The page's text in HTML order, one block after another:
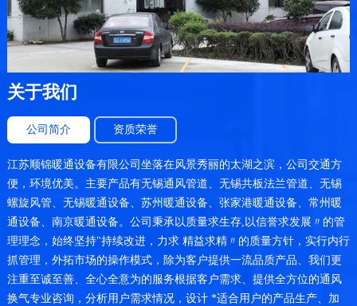
关于我们
公司简介 资质荣誉
江苏顺锦暖通设备有限公司坐落在风景秀丽的太湖之滨，公司交通方
便，环境优美。主要产品有无锡通风管道、无锡共板法兰管道、无锡
螺旋风管、无锡暖通设备、苏州暖通设备、张家港暖通设备、常州暖
通设备、南京暖通设备。公司秉承以质量求生存,以信誉求发展〃的管
理理念，始终坚持"持续改进，力求 精益求精〃的质量方针，实行内行
抓管理，外拓市场的操作模式，除为客户提供一流品质产品、我们更
注重至诚至善、全心全意为的服务根据客户需求、提供全方位的通风
换气专业咨询，分析用户需求情况，设计 *适合用户的产品生产、加